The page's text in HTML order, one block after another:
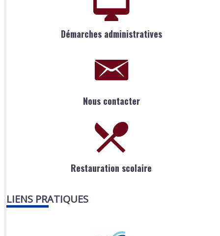
Démarches administratives
Nous contacter
Restauration scolaire
LIENS PRATIQUES